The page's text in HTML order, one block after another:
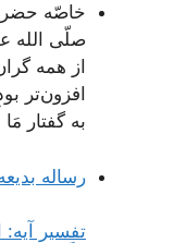
خاصّه
صلّى الله
از همه
افزون‌تر
به گفتار
رساله
تفسیر